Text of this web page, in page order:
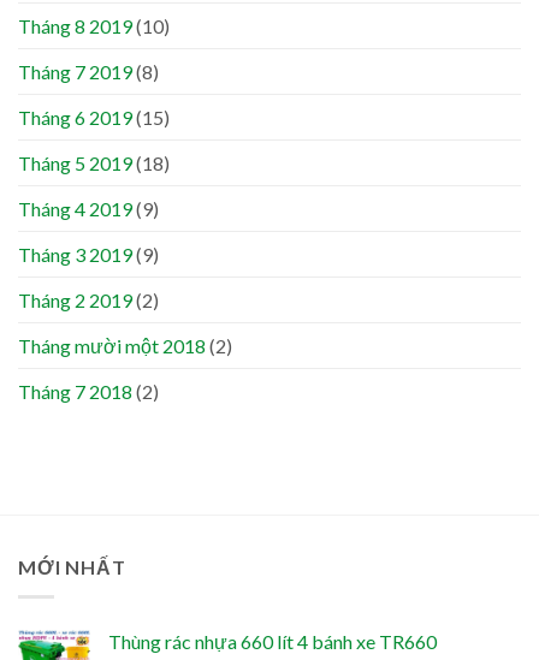
Tháng 8 2019(10)
Tháng 7 2019(8)
Tháng 6 2019(15)
Tháng 5 2019(18)
Tháng 4 2019(9)
Tháng 3 2019(9)
Tháng 2 2019(2)
Tháng mười một 2018 (2)
Tháng 7 2018 (2)
MỚI NHẤT
Thùng rác nhựa 660 lít 4 bánh xe TR660